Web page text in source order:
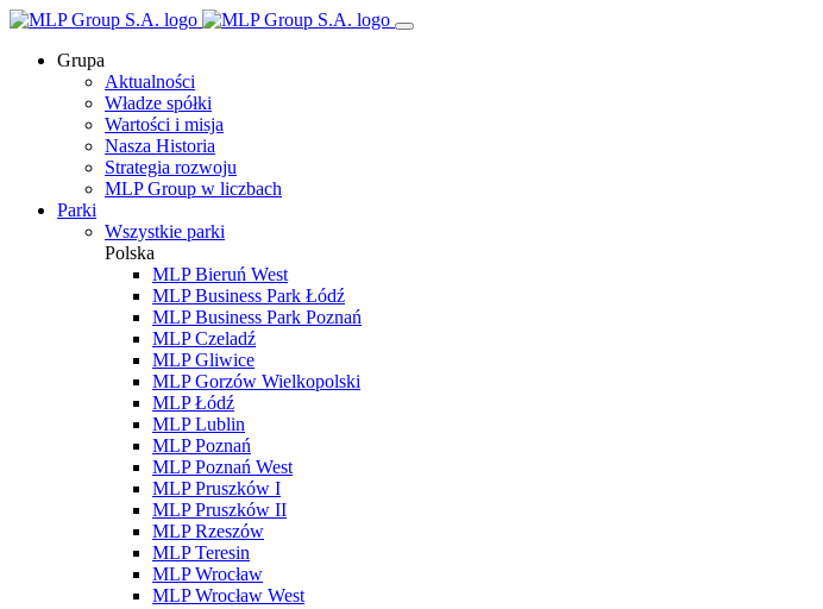
Grupa
Aktualności
Władze spółki
Wartości i misja
Nasza Historia
Strategia rozwoju
MLP Group w liczbach
Parki
Wszystkie parki
Polska
MLP Bieruń West
MLP Business Park Łódź
MLP Business Park Poznań
MLP Czeladź
MLP Gliwice
MLP Gorzów Wielkopolski
MLP Łódź
MLP Lublin
MLP Poznań
MLP Poznań West
MLP Pruszków I
MLP Pruszków II
MLP Rzeszów
MLP Teresin
MLP Wrocław
MLP Wrocław West